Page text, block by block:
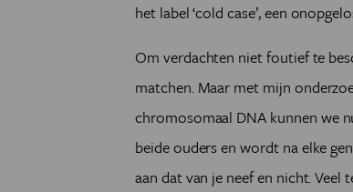
het label ‘cold case’, een
Om verdachten niet foutief te
matchen. Maar met mijn
chromosomaal DNA kunnen we
beide ouders en wordt na elke
aan dat van je neef en nicht.